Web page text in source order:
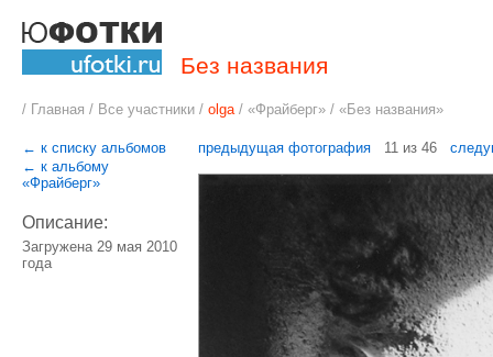
Без названия
/ Главная / Все участники / olga/ «Фрайберг» / «Без названия»
← к списку альбомов
← к альбому
«Фрайберг»
Описание:
Загружена 29 мая 2010
года
предыдущая фотография11 из 46